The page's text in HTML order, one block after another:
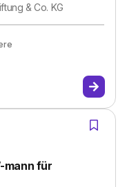
& Co. KG
mann für